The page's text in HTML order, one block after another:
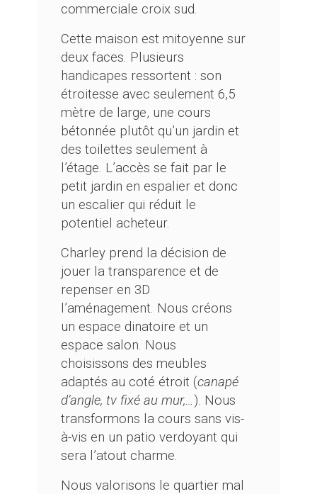
commerciale croix sud.
Cette maison est mitoyenne sur
deux faces. Plusieurs
handicapes ressortent : son
étroitesse avec seulement 6,5
mètre de large, une cours
bétonnée plutôt qu’un jardin et
des toilettes seulement à
l’étage. L’accès se fait par le
petit jardin en espalier et donc
un escalier qui réduit le
potentiel acheteur.
Charley prend la décision de
jouer la transparence et de
repenser en 3D
l’aménagement. Nous créons
un espace dinatoire et un
espace salon. Nous
choisissons des meubles
adaptés au coté étroit (canapé
d’angle, tv fixé au mur,…). Nous
transformons la cours sans vis-
à-vis en un patio verdoyant qui
sera l’atout charme.
Nous valorisons le quartier mal